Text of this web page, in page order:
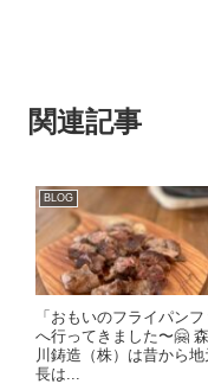
関連記事
BLOG
「おもいのフライパン
へ行ってきました〜🤗
川鋳造（株）は昔から
長は...